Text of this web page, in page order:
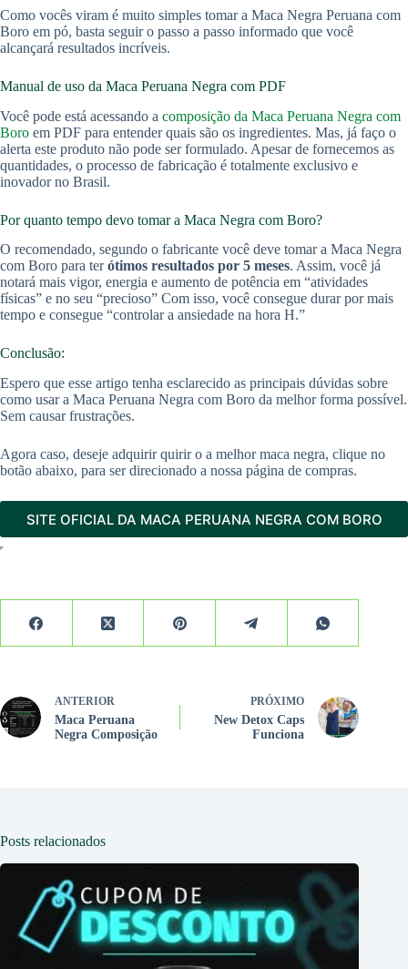
Como vocês viram é muito simples tomar a Maca Negra Peruana com
Boro em pó, basta seguir o passo a passo informado que você
alcançará resultados incríveis.
Manual de uso da Maca Peruana Negra com PDF
Você pode está acessando a composição da Maca Peruana Negra com
Boro em PDF para entender quais são os ingredientes. Mas, já faço o
alerta este produto não pode ser formulado. Apesar de fornecemos as
quantidades, o processo de fabricação é totalmente exclusivo e
inovador no Brasil.
Por quanto tempo devo tomar a Maca Negra com Boro?
O recomendado, segundo o fabricante você deve tomar a Maca Negra
com Boro para terótimos resultados por 5 meses. Assim, você já
notará mais vigor, energia e aumento de potência em “atividades
físicas” e no seu “precioso” Com isso, você consegue durar por mais
tempo e consegue “controlar a ansiedade na hora H.”
Conclusão:
Espero que esse artigo tenha esclarecido as principais dúvidas sobre
como usar a Maca Peruana Negra com Boro da melhor forma possível.
Sem causar frustrações.
Agora caso, deseje adquirir quirir o a melhor maca negra, clique no
botão abaixo, para ser direcionado a nossa página de compras.
SITE OFICIAL DA MACA PERUANA NEGRA COM BORO
ANTERIOR
Maca Peruana
Negra Composição
PRÓXIMO
New Detox Caps
Funciona
Posts relacionados